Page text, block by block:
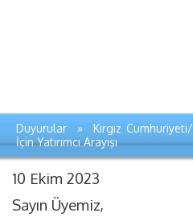
Duyurular » Kırgız
İçin Yatırımcı Arayışı
10 Ekim 2023
Sayın Üyemiz,